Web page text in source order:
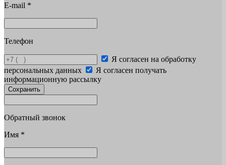
E-mail *
Телефон
Я согласен на обработку
персональных данных
Я согласен получать
информационную рассылку
Сохранить
Обратный звонок
Имя *